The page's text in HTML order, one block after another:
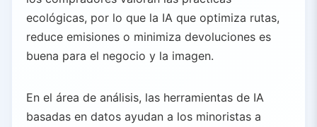
ecológicas, por lo que la IA que optimiza rutas,
reduce emisiones o minimiza devoluciones es
buena para el negocio y la imagen.
En el área de análisis, las herramientas de IA
basadas en datos ayudan a los minoristas a